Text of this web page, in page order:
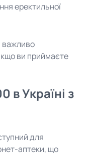
еректильної
важливо
ви приймаєте
в Україні з
для
аптеки, що